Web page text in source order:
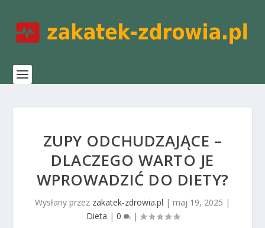
ZUPY ODCHUDZAJĄCE –
DLACZEGO WARTO JE
WPROWADZIĆ DO DIETY?
Wysłany przez zakatek-zdrowia.pl | maj 19, 2025 |
Dieta | 0 |